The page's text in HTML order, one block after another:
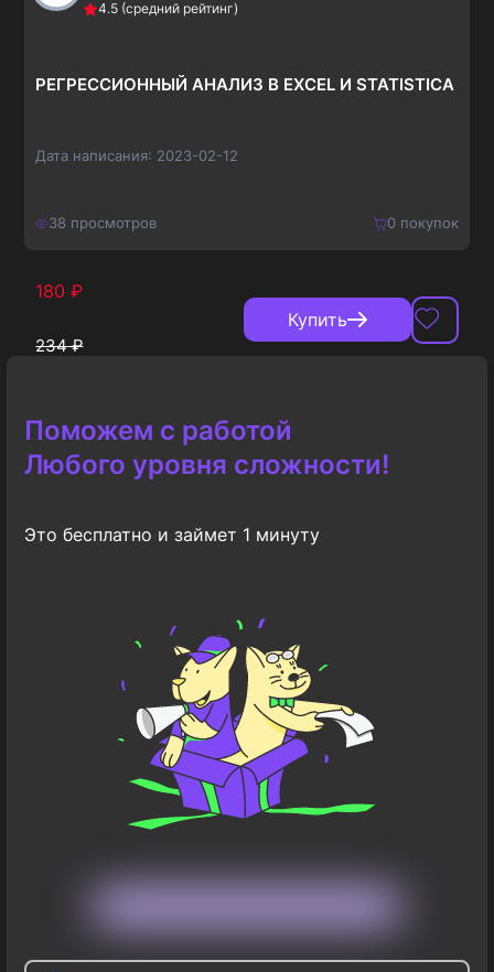
4.5 (средний рейтинг)
РЕГРЕССИОННЫЙ АНАЛИЗ В EXCEL И STATISTICA
Дата написания: 2023-02-12
38 просмотров 0покупок
180 ₽
234₽
Купить
Поможем с работой
Любого уровня сложности!
Это бесплатно и займет 1 минуту